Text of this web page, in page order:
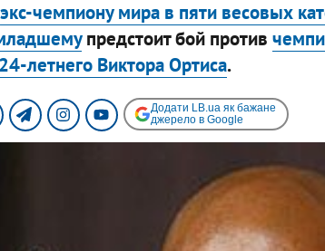
экс-чемпиону мира в пяти весовых
предстоит бой против
летнего Виктора Ортиса.
Додати LB.ua як бажане
джерело в Google